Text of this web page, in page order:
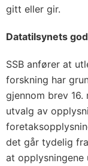
gitt eller gir.
Datatilsynets
SSB anfører at
forskning har
gjennom brev
utvalg av
det går tydelig
at